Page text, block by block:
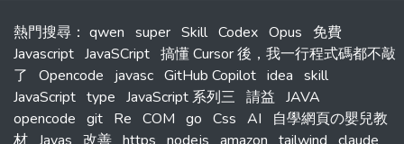
熱門搜尋 ： qwen super Skill Codex Opus
免費
Javascript JavaSCript 搞懂 Cursor 後，我一行程式碼都不敲
了
Opencode javasc GitHub Copilot idea skill
JavaScript type JavaScript 系列三 請益 JAVA
opencode git Re COM go Css AI
自學網頁の嬰兒教